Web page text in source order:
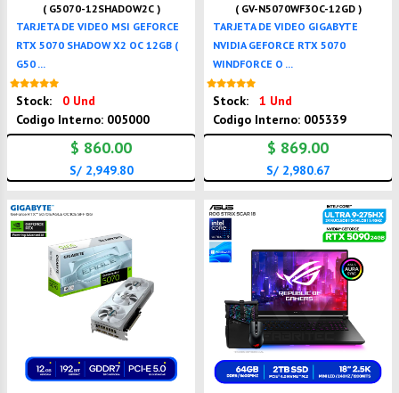
( G5070-12SHADOW2C )
TARJETA DE VIDEO MSI GEFORCE
RTX 5070 SHADOW X2 OC 12GB (
G50 ...
Stock:
0 Und
Codigo Interno: 005000
$ 860.00
S/ 2,949.80
( GV-N5070WF3OC-12GD )
TARJETA DE VIDEO GIGABYTE
NVIDIA GEFORCE RTX 5070
WINDFORCE O ...
Stock:
1 Und
Codigo Interno: 005339
$ 869.00
S/ 2,980.67